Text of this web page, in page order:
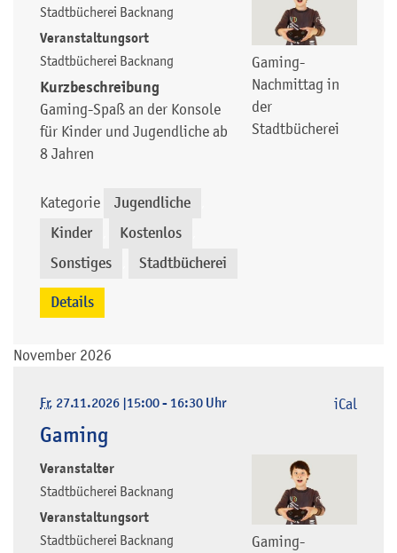
Gaming-
Nachmittag in
der
Stadtbücherei
Stadtbücherei Backnang
Veranstaltungsort
Stadtbücherei Backnang
Kurzbeschreibung
Gaming-Spaß an der Konsole
für Kinder und Jugendliche ab
8 Jahren
Kategorie Jugendliche
Kinder Kostenlos
Sonstiges Stadtbücherei
Details
November 2026
Fr, 27.11.2026 |15:00 - 16:30 Uhr
Gaming
Gaming-
Veranstalter
Stadtbücherei Backnang
Veranstaltungsort
Stadtbücherei Backnang
iCal